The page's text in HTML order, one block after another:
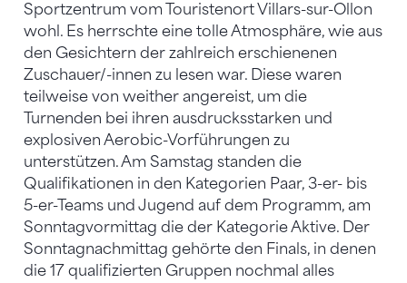
Sportzentrum vom Touristenort Villars-sur-Ollon
wohl. Es herrschte eine tolle Atmosphäre, wie aus
den Gesichtern der zahlreich erschienenen
Zuschauer/-innen zu lesen war. Diese waren
teilweise von weither angereist, um die
Turnenden bei ihren ausdrucksstarken und
explosiven Aerobic-Vorführungen zu
unterstützen. Am Samstag standen die
Qualifikationen in den Kategorien Paar, 3-er- bis
5-er-Teams und Jugend auf dem Programm, am
Sonntagvormittag die der Kategorie Aktive. Der
Sonntagnachmittag gehörte den Finals, in denen
die 17 qualifizierten Gruppen nochmal alles